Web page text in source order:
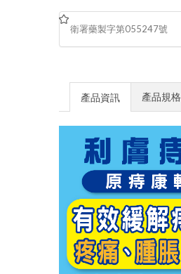
衛署藥製字第055247號
產品資訊 產品規格